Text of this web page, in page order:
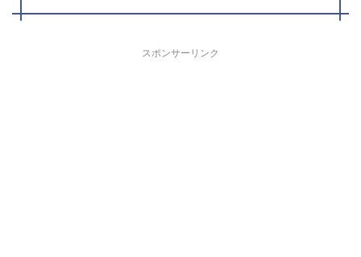
スポンサーリンク